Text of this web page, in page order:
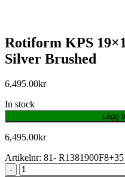
Rotiform KPS
Silver Brushed
6,495.00kr
In stock
Lägg
6,495.00kr
Artikelnr: 81- R1381900F8+35
-